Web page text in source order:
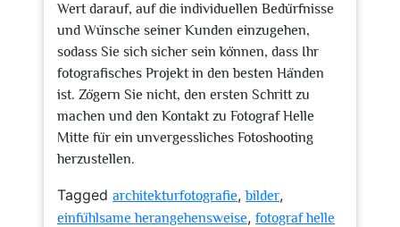
Wert darauf, auf die individuellen Bedürfnisse
und Wünsche seiner Kunden einzugehen,
sodass Sie sich sicher sein können, dass Ihr
fotografisches Projekt in den besten Händen
ist. Zögern Sie nicht, den ersten Schritt zu
machen und den Kontakt zu Fotograf Helle
Mitte für ein unvergessliches Fotoshooting
herzustellen.
Tagged architekturfotografie,bilder,
einfühlsame herangehensweise, fotograf helle